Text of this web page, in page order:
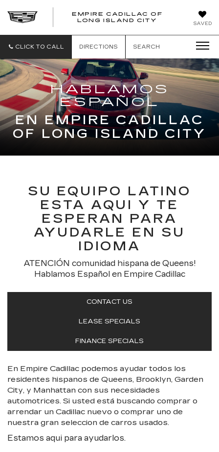
SAVED
EMPIRE CADILLAC OF
LONG ISLAND CITY
EMPIRE
OF
ISLAND
CITY
CLICK TO CALL DIRECTIONS SEARCH
HABLAMOS
ESPAÑOL
EN EMPIRE CADILLAC
OF LONG ISLAND CITY
SU EQUIPO LATINO
ESTA AQUI Y TE
ESPERAN PARA
AYUDARLE EN SU
IDIOMA
ATENCIÓN comunidad hispana de Queens!
Hablamos Español en Empire Cadillac
CONTACT US
LEASE SPECIALS
FINANCE SPECIALS
En Empire Cadillac podemos ayudar todos los
residentes hispanos de Queens, Brooklyn, Garden
City, y Manhattan con sus necesidades
automotrices. Si usted está buscando comprar o
arrendar un Cadillac nuevo o comprar uno de
nuestra gran seleccion de carros usados.
Estamos aqui para ayudarlos.